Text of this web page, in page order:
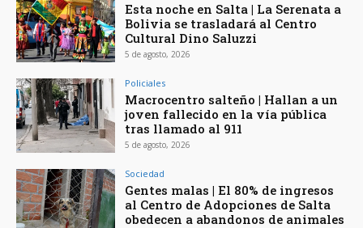
Esta noche en Salta | La Serenata a
Bolivia se trasladará al Centro
Cultural Dino Saluzzi
5 de agosto, 2026
Policiales
Macrocentro salteño | Hallan a un
joven fallecido en la vía pública
tras llamado al 911
5 de agosto, 2026
Sociedad
Gentes malas | El 80% de ingresos
al Centro de Adopciones de Salta
obedecen a abandonos de animales